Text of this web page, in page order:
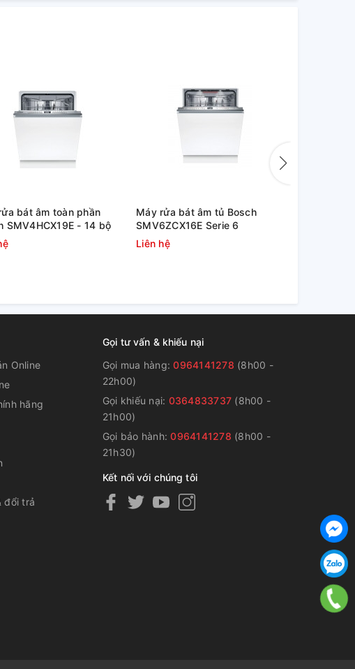
bát âm toàn phần
SMV4HCX19E - 14 bộ
Máy rửa bát âm tủ Bosch
SMV6ZCX16E Serie 6
Liên hệ
Online
hãng
đổi trả
Gọi tư vấn & khiếu nại
Gọi mua hàng:0964141278 (8h00 -
22h00)
Gọi khiếu nại: 0364833737 (8h00 -
21h00)
Gọi bảo hành:0964141278 (8h00 -
21h30)
Kết nối với chúng tôi